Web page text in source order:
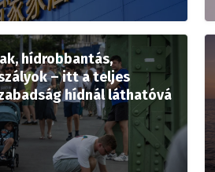
hídrobbantás,
– itt a teljes
hídnál láthatóvá